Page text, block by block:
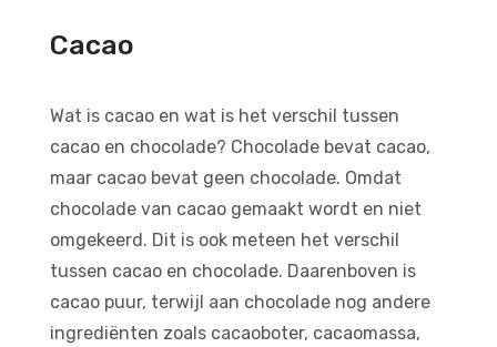
Cacao
Wat is cacao en wat is het verschil tussen
cacao en chocolade? Chocolade bevat cacao,
maar cacao bevat geen chocolade. Omdat
chocolade van cacao gemaakt wordt en niet
omgekeerd. Dit is ook meteen het verschil
tussen cacao en chocolade. Daarenboven is
cacao puur, terwijl aan chocolade nog andere
ingrediënten zoals cacaoboter, cacaomassa,